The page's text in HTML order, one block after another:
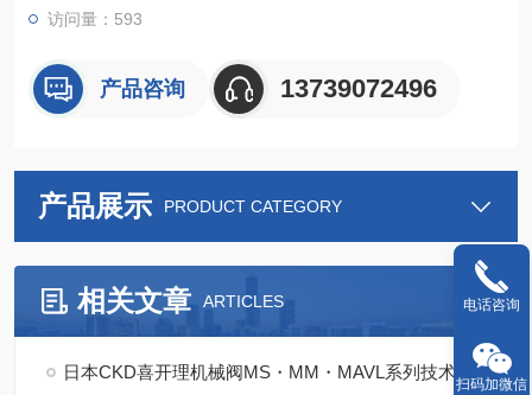
访问量：593
产品咨询 13739072496
产品展示 PRODUCT CATEGORY
相关文章 ARTICLES
日本CKD喜开理机械阀MS・MM・MAVL系列技术特点
电话咨询
扫码加微信